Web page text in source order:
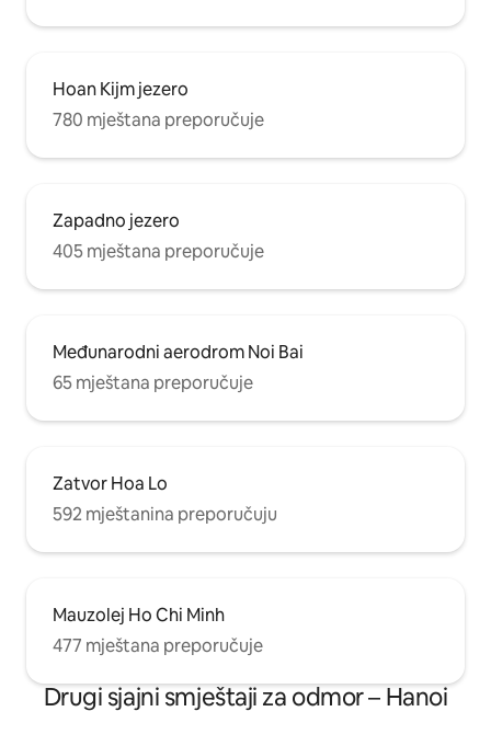
Hoan Kijm jezero
780 mještana preporučuje
Zapadno jezero
405 mještana preporučuje
Međunarodni aerodrom Noi Bai
65 mještana preporučuje
Zatvor Hoa Lo
592 mještanina preporučuju
Mauzolej Ho Chi Minh
477 mještana preporučuje
Drugi sjajni smještaji za odmor – Hanoi